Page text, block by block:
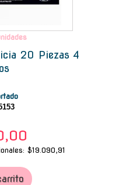
20 Piezas 4
$19.090,91